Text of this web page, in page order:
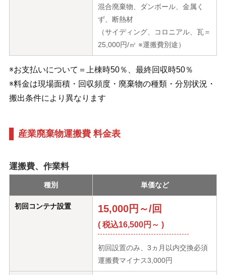
混合廃棄物、ダンボール、金属く
ず、断熱材
（サイディング、コロニアル、瓦＝
25,000円/㎥ ※運搬費別途）
※お支払いについて＝上棟時50％、最終回収時50％
※料金は現場面積・回収頻度・廃棄物の種類・分別状況・
搬出条件により異なります
産業廃棄物運搬費 料金表
運搬費、作業料
種別 単価など
初回コンテナ設置 15,000円～/回
( 税込16,500円～ )
初回設置のみ、3ヵ月以内交換必須
運搬費マイナス3,000円